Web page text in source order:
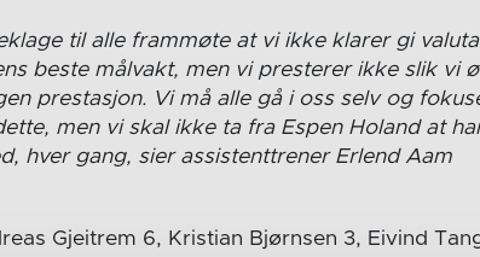
til alle frammøte at vi ikke klarer gi
beste målvakt, men vi presterer ikke slik vi
prestasjon. Vi må alle gå i oss selv og
men vi skal ikke ta fra Espen Holand at
hver gang, sier assistenttrener Erlend Aam
Gjeitrem 6, Kristian Bjørnsen 3, Eivind